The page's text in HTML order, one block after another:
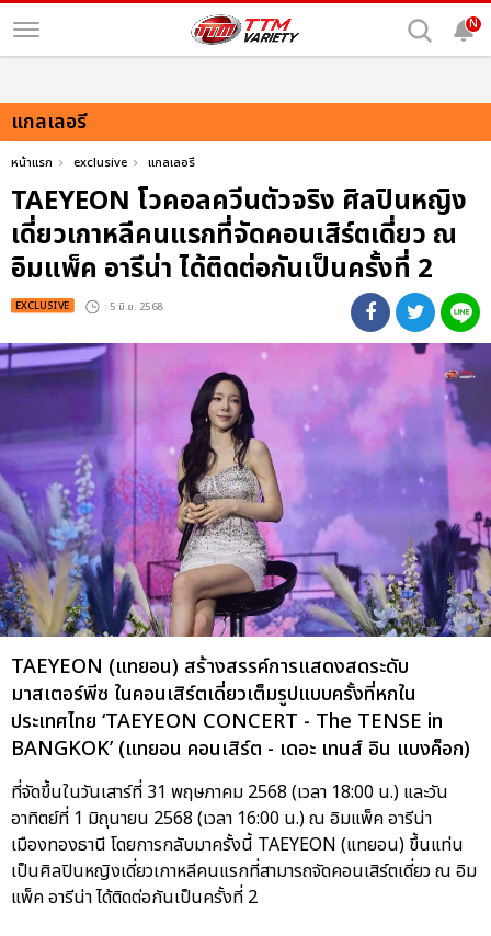
N
แกลเลอรี
หน้าแรก exclusive แกลเลอรี
TAEYEON โวคอลควีนตัวจริง ศิลปินหญิง
เดี่ยวเกาหลีคนแรกที่จัดคอนเสิร์ตเดี่ยว ณ
อิมแพ็ค อารีน่า ได้ติดต่อกันเป็นครั้งที่ 2
EXCLUSIVE : 5 มิ.ย. 2568
TAEYEON (แทยอน) สร้างสรรค์การแสดงสดระดับ
มาสเตอร์พีซ ในคอนเสิร์ตเดี่ยวเต็มรูปแบบครั้งที่หกใน
ประเทศไทย ‘TAEYEON CONCERT - The TENSE in
BANGKOK’ (แทยอน คอนเสิร์ต - เดอะ เทนส์ อิน แบงค็อก)
ที่จัดขึ้นในวันเสาร์ที่ 31 พฤษภาคม 2568 (เวลา 18:00 น.) และวัน
อาทิตย์ที่ 1 มิถุนายน 2568 (เวลา 16:00 น.) ณ อิมแพ็ค อารีน่า
เมืองทองธานี โดยการกลับมาครั้งนี้ TAEYEON (แทยอน) ขึ้นแท่น
เป็นศิลปินหญิงเดี่ยวเกาหลีคนแรกที่สามารถจัดคอนเสิร์ตเดี่ยว ณ อิม
แพ็ค อารีน่า ได้ติดต่อกันเป็นครั้งที่ 2